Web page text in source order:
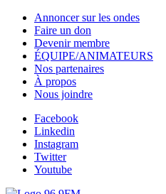
Annoncer sur les ondes
Faire un don
Devenir membre
ÉQUIPE/ANIMATEURS
Nos partenaires
À propos
Nous joindre
Facebook
Linkedin
Instagram
Twitter
Youtube